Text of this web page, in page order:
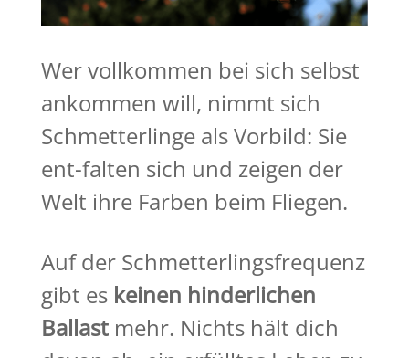
Wer vollkommen bei sich selbst
ankommen will, nimmt sich
Schmetterlinge als Vorbild: Sie
ent-falten sich und zeigen der
Welt ihre Farben beim Fliegen.
Auf der Schmetterlingsfrequenz
gibt es keinen hinderlichen
Ballastmehr. Nichts hält dich